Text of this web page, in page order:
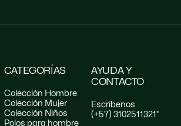
AYUDA Y
CONTACTO
Escríbenos
(+57) 3102511321*
CATEGORÍAS
Colección Hombre
Colección Mujer
Colección Niños
Polos para hombre